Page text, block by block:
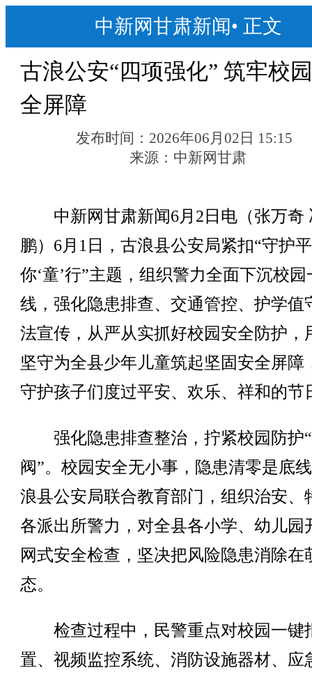
中新网甘肃新闻• 正文
古浪公安“四项强化” 筑牢校
全屏障
发布时间： 2026年06月02日 15:15
来源： 中新网甘肃
中新网甘肃新闻6月2日电（张万奇
鹏）6月1日，古浪县公安局紧扣“守护
你‘童’行”主题，组织警力全面下沉校园
线，强化隐患排查、交通管控、护学值
法宣传，从严从实抓好校园安全防护，
坚守为全县少年儿童筑起坚固安全屏障
守护孩子们度过平安、欢乐、祥和的节
强化隐患排查整治，拧紧校园防护
阀”。校园安全无小事，隐患清零是底
浪县公安局联合教育部门，组织治安、
各派出所警力，对全县各小学、幼儿园
网式安全检查，坚决把风险隐患消除在
态。
检查过程中，民警重点对校园一键
置、视频监控系统、消防设施器材、应